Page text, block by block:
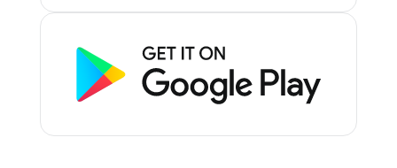
Financial Solutions
Trust Services